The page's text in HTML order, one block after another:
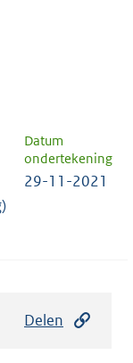
Datum
ondertekening
29-11-2021
Delen